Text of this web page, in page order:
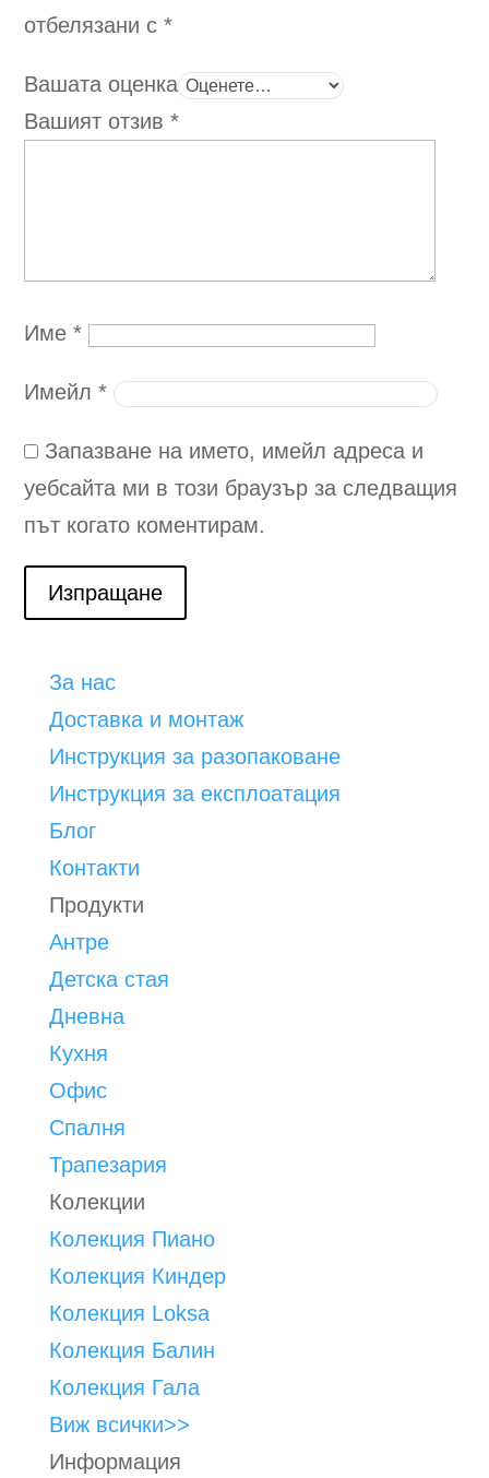
отбелязани с*
Вашата оценка
Вашият отзив*
Име*
Имейл*
Запазване на името, имейл адреса и
уебсайта ми в този браузър за следващия
път когато коментирам.
Изпращане
За нас
Доставка и монтаж
Инструкция за разопаковане
Инструкция за експлоатация
Блог
Контакти
Продукти
Антре
Детска стая
Дневна
Кухня
Офис
Спалня
Трапезария
Колекции
Колекция Пиано
Колекция Киндер
Колекция Loksa
Колекция Балин
Колекция Гала
Виж всички>>
Информация